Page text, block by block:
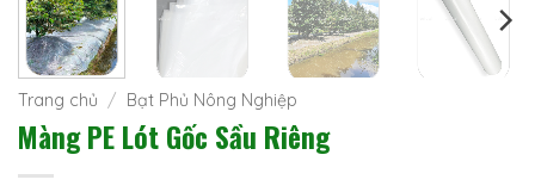
Trang chủ / Bạt Phủ Nông Nghiệp
Màng PE Lót Gốc Sầu Riêng